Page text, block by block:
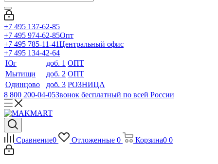
+7 495 137-62-85
+7 495 974-62-85Опт
+7 495 785-11-41Центральный офис
+7 495 134-42-64
Юг
доб. 1 ОПТ
Мытищи
доб. 2 ОПТ
Одинцово
доб. 3 РОЗНИЦА
8 800 200-04-05Звонок бесплатный по всей России
Сравнение0 Отложенные 0 Корзина0 0